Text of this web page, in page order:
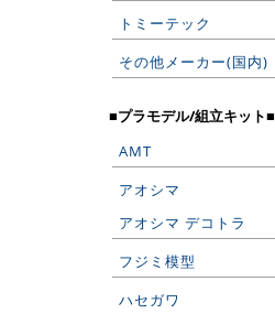
トミーテック
その他メーカー(国内)
■プラモデル/組立キット■
AMT
アオシマ
アオシマ デコトラ
フジミ模型
ハセガワ